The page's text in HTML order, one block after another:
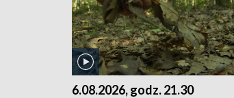
6.08.2026, godz. 21.30